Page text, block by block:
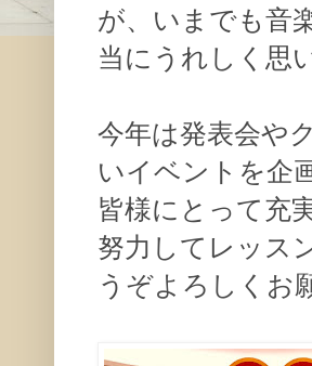
が、いまでも音
当にうれしく思
今年は発表会や
いイベントを企
皆様にとって充
努力してレッス
うぞよろしくお